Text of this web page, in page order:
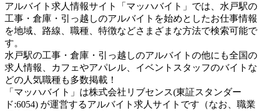
アルバイト求人情報サイト「マッハバイト」では、水戸駅の
工事・倉庫・引っ越しのアルバイトを始めとしたお仕事情報
を地域、路線、職種、特徴などさまざまな方法で検索可能で
す。
水戸駅の工事・倉庫・引っ越しのアルバイトの他にも全国の
求人情報、カフェやアパレル、イベントスタッフのバイトな
どの人気職種も多数掲載！
「マッハバイト」は株式会社リブセンス(東証スタンダー
ド:6054) が運営するアルバイト求人サイトです（なお、職業